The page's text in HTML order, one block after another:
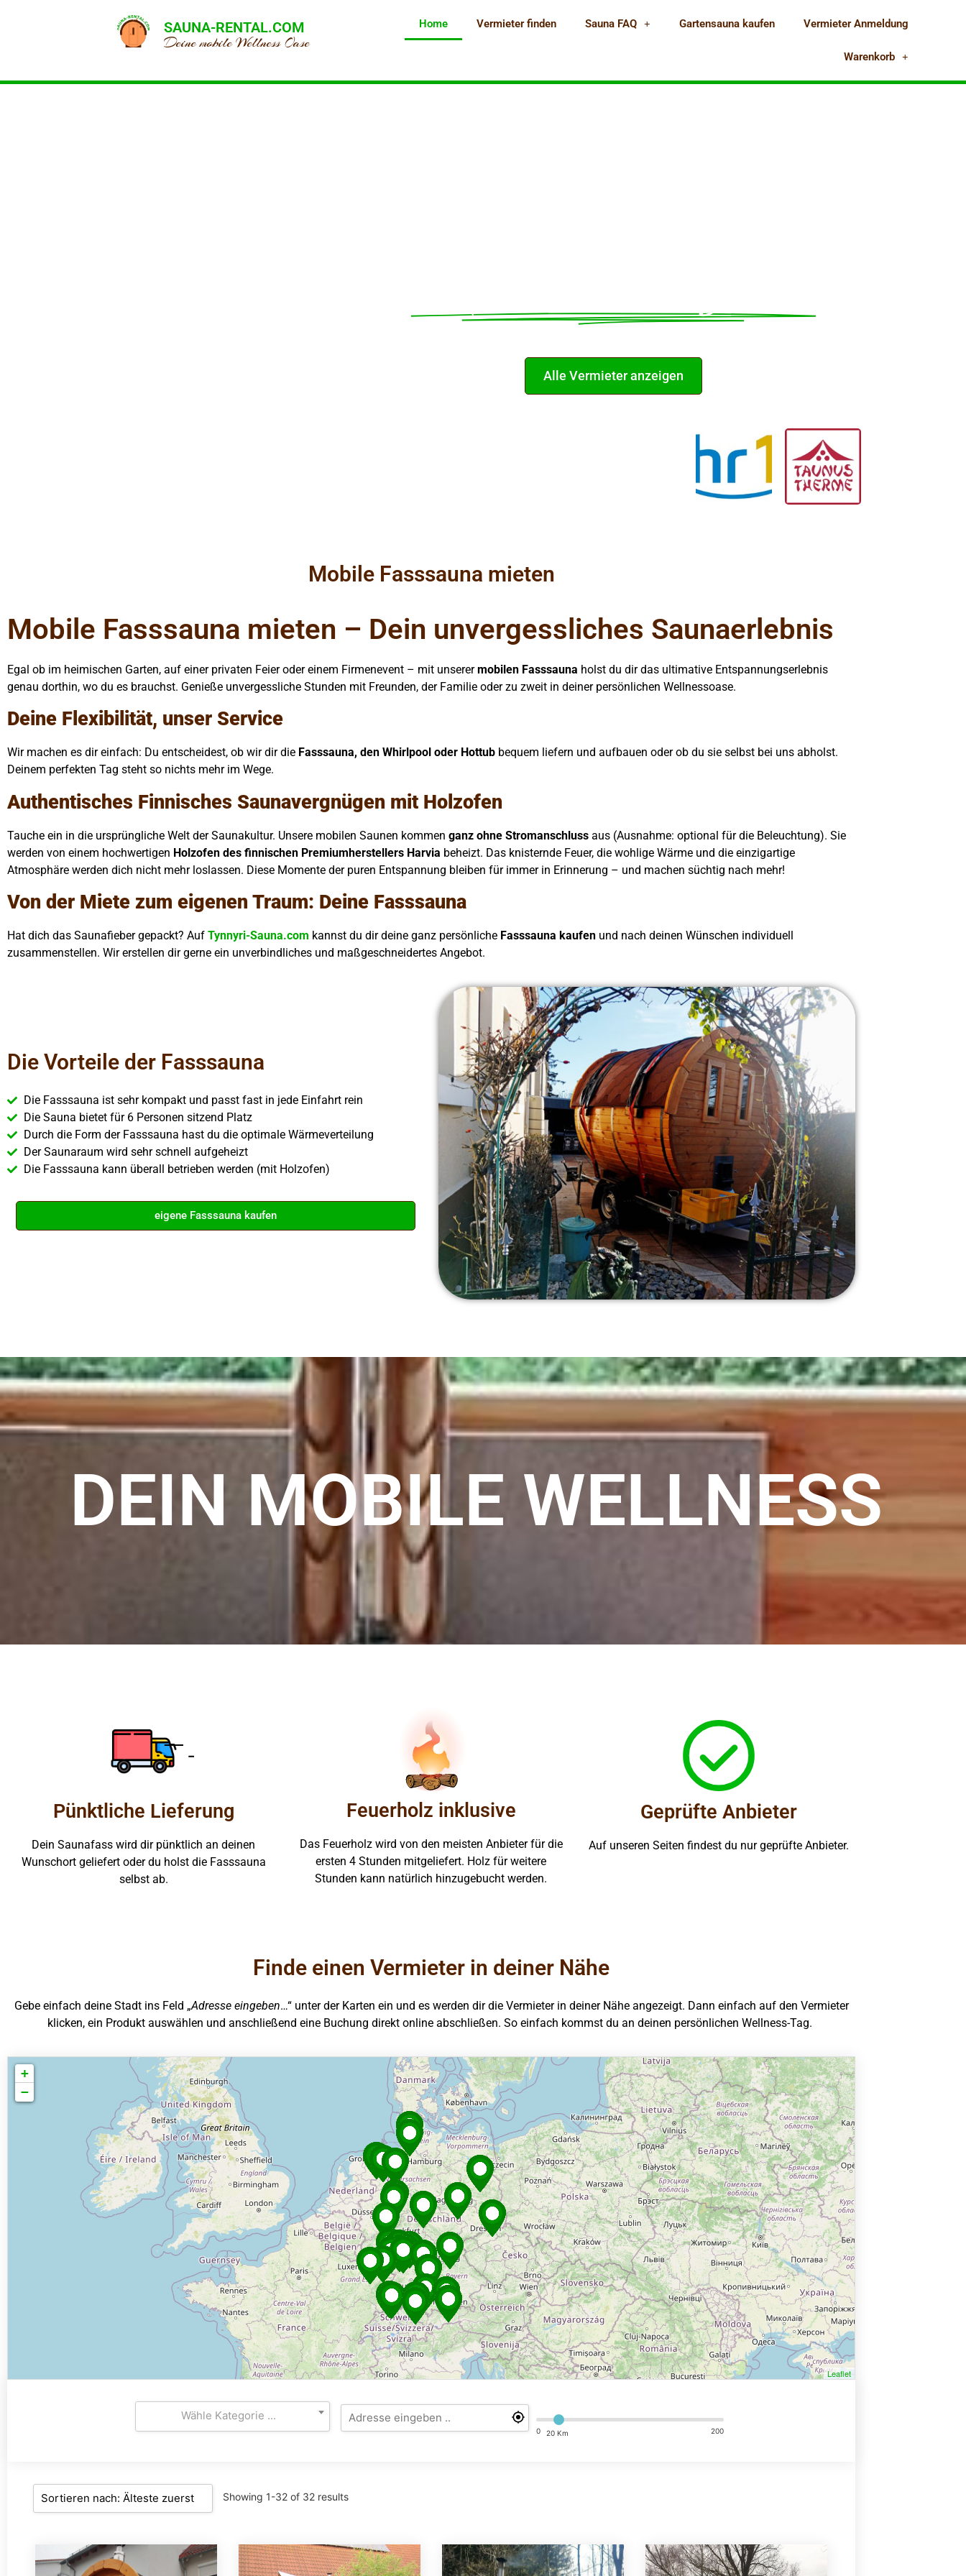
SAUNA-RENTAL.COM
Deine mobile Wellness Oase
Home Vermieter finden Sauna FAQ Gartensauna kaufen Vermieter Anmeldung
Warenkorb
Alle Vermieter anzeigen
Mobile Fasssauna mieten
Mobile Fasssauna mieten – Dein unvergessliches Saunaerlebnis
Egal ob im heimischen Garten, auf einer privaten Feier oder einem Firmenevent – mit unserermobilen Fasssauna holst du dir das ultimative Entspannungserlebnis
genau dorthin, wo du es brauchst. Genieße unvergessliche Stunden mit Freunden, der Familie oder zu zweit in deiner persönlichen Wellnessoase.
Deine Flexibilität, unser Service
Wir machen es dir einfach: Du entscheidest, ob wir dir die Fasssauna, den Whirlpool oder Hottub bequem liefern und aufbauen oder ob du sie selbst bei uns abholst.
Deinem perfekten Tag steht so nichts mehr im Wege.
Authentisches Finnisches Saunavergnügen mit Holzofen
Tauche ein in die ursprüngliche Welt der Saunakultur. Unsere mobilen Saunen kommen ganz ohne Stromanschluss aus (Ausnahme: optional für die Beleuchtung). Sie
werden von einem hochwertigen Holzofen des finnischen Premiumherstellers Harvia beheizt. Das knisternde Feuer, die wohlige Wärme und die einzigartige
Atmosphäre werden dich nicht mehr loslassen. Diese Momente der puren Entspannung bleiben für immer in Erinnerung – und machen süchtig nach mehr!
Von der Miete zum eigenen Traum: Deine Fasssauna
Hat dich das Saunafieber gepackt? Auf Tynnyri-Sauna.com kannst du dir deine ganz persönliche Fasssauna kaufen und nach deinen Wünschen individuell
zusammenstellen. Wir erstellen dir gerne ein unverbindliches und maßgeschneidertes Angebot.
Die Vorteile der Fasssauna
Die Fasssauna ist sehr kompakt und passt fast in jede Einfahrt rein
Die Sauna bietet für 6 Personen sitzend Platz
Durch die Form der Fasssauna hast du die optimale Wärmeverteilung
Der Saunaraum wird sehr schnell aufgeheizt
Die Fasssauna kann überall betrieben werden (mit Holzofen)
eigene Fasssauna kaufen
DEIN MOBILE WELLNESS
Pünktliche Lieferung
Dein Saunafass wird dir pünktlich an deinen
Wunschort geliefert oder du holst die Fasssauna
selbst ab.
Feuerholz inklusive
Das Feuerholz wird von den meisten Anbieter für die
ersten 4 Stunden mitgeliefert. Holz für weitere
Stunden kann natürlich hinzugebucht werden.
Geprüfte Anbieter
Auf unseren Seiten findest du nur geprüfte Anbieter.
Finde einen Vermieter in deiner Nähe
Gebe einfach deine Stadt ins Feld „Adresse eingeben…“ unter der Karten ein und es werden dir die Vermieter in deiner Nähe angezeigt. Dann einfach auf den Vermieter
klicken, ein Produkt auswählen und anschließend eine Buchung direkt online abschließen. So einfach kommst du an deinen persönlichen Wellness-Tag.
+
−
Leaflet
Wähle Kategorie ...
0 20 Km 200
Showing 1-32 of 32 results